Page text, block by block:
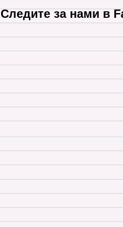
Следите за нами в